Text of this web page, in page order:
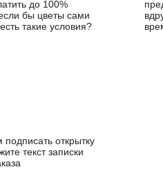
до 100%
бы цветы сами
такие условия?
открытку
текст записки